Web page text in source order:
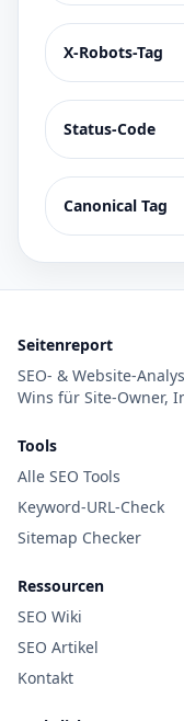
X-Robots-Tag
Status-Code
Canonical Tag
Seitenreport
SEO- & Website-
Wins für Site-Owner,
Tools
Alle SEO Tools
Keyword-URL-Check
Sitemap Checker
Ressourcen
SEO Wiki
SEO Artikel
Kontakt